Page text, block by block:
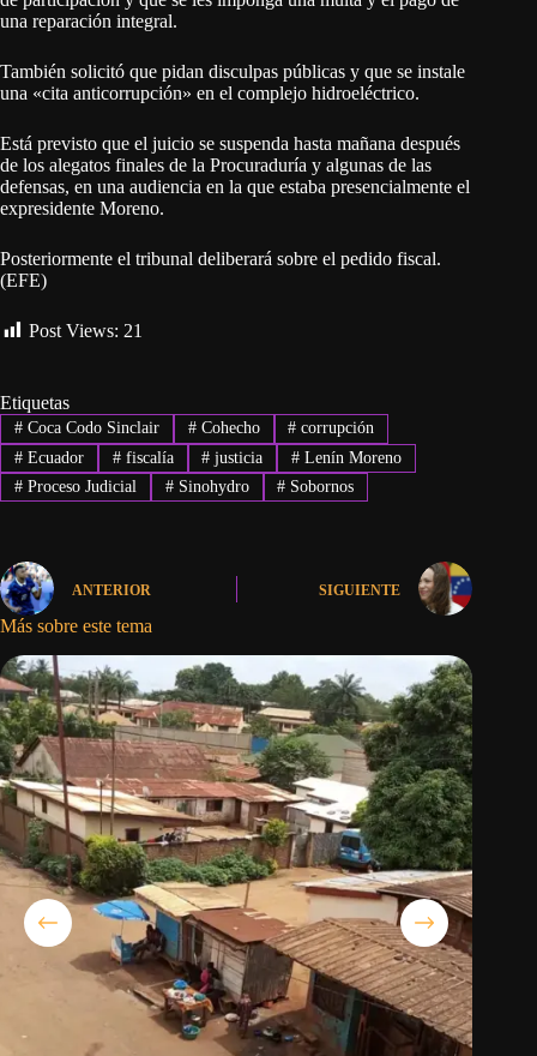
una reparación integral.
También solicitó que pidan disculpas públicas y que se instale
una «cita anticorrupción» en el complejo hidroeléctrico.
Está previsto que el juicio se suspenda hasta mañana después
de los alegatos finales de la Procuraduría y algunas de las
defensas, en una audiencia en la que estaba presencialmente el
expresidente Moreno.
Posteriormente el tribunal deliberará sobre el pedido fiscal.
(EFE)
Post Views: 21
Etiquetas
#Coca Codo Sinclair #Cohecho # corrupción
#Ecuador #fiscalía # justicia # Lenín Moreno
#Proceso Judicial #Sinohydro # Sobornos
ANTERIOR SIGUIENTE
Más sobre este tema